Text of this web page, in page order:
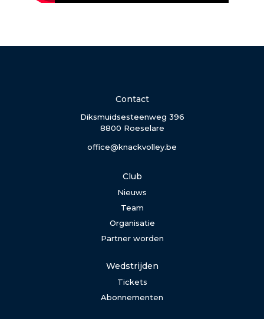
Contact
Diksmuidsesteenweg 396
8800 Roeselare
office@knackvolley.be
Club
Nieuws
Team
Organisatie
Partner worden
Wedstrijden
Tickets
Abonnementen